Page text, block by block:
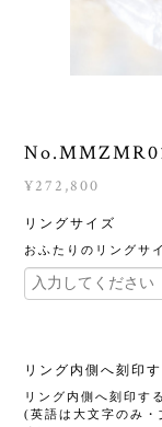
¥272,800
リングサイズ
おふたりのリングサ
リング内側へ刻印
リング内側へ刻印す
(英語は大文字のみ・